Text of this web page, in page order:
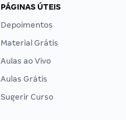
PÁGINAS ÚTEIS
Depoimentos
Material Grátis
Aulas ao Vivo
Aulas Grátis
Sugerir Curso